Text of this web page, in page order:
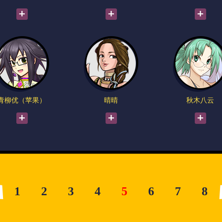
柳优（苹果） 晴晴 秋木八云
1 2 3 4 5 6 7 8